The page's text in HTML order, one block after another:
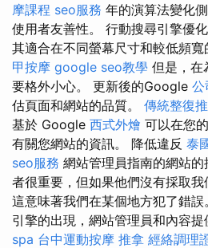
摩課程 seo服務 年的演算法變化
使用者友善性。 行動搜尋引擎優
其適合在不同螢幕尺寸和較低頻寬
甲按摩 google seo教學 但是，在
要格外小心。 更新後的Google 公
估頁面和網站的品質。 傳統整復
基於 Google 西式外燴 可以在您
有關您網站的資訊。 降低違反 泰
seo服務 網站管理員指南的網站
者很重要，但如果他們沒有採取我
這意味著我們在某個地方犯了錯
引擎的出現，網站管理員和內容
spa 台中運動按摩 推拿 經絡調理